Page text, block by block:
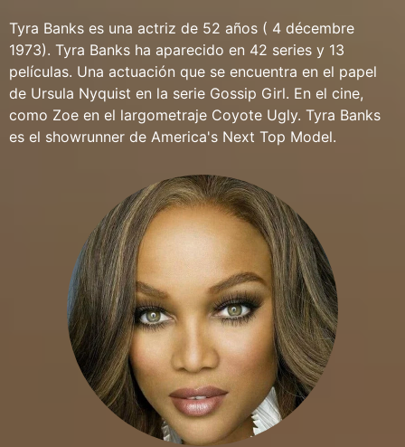
Tyra Banks es una actriz de 52 años ( 4 décembre
1973). Tyra Banks ha aparecido en 42 series y 13
películas. Una actuación que se encuentra en el papel
de Ursula Nyquist en la serie Gossip Girl. En el cine,
como Zoe en el largometraje Coyote Ugly. Tyra Banks
es el showrunner de America's Next Top Model.